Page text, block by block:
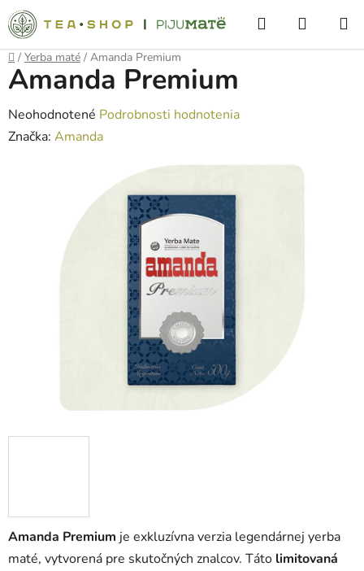
Prejsť
na
obsah
Hľadať
KOŠÍK
Domov
/ Yerba maté / Amanda Premium
Amanda Premium je exkluzívna verzia legendárnej yerba
maté, vytvorená pre skutočných znalcov. Táto limitovaná
Amanda Premium
Priemerné
hodnotenie
hviezdičiek.
Neohodnotené Podrobnosti hodnotenia
Značka: Amanda